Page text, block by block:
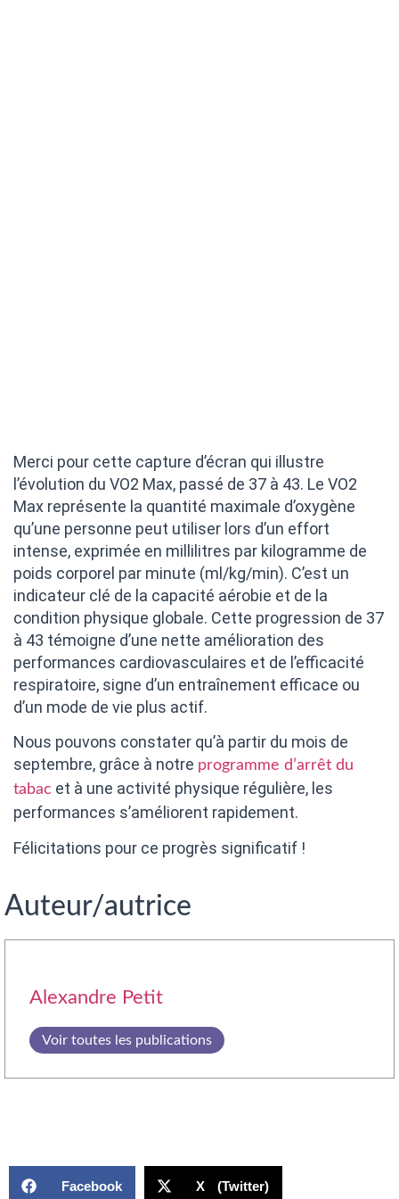
Merci pour cette capture d’écran qui illustre
l’évolution du VO2 Max, passé de 37 à 43. Le VO2
Max représente la quantité maximale d’oxygène
qu’une personne peut utiliser lors d’un effort
intense, exprimée en millilitres par kilogramme de
poids corporel par minute (ml/kg/min). C’est un
indicateur clé de la capacité aérobie et de la
condition physique globale. Cette progression de 37
à 43 témoigne d’une nette amélioration des
performances cardiovasculaires et de l’efficacité
respiratoire, signe d’un entraînement efficace ou
d’un mode de vie plus actif.
Nous pouvons constater qu’à partir du mois de
septembre, grâce à notre programme d’arrêt du
tabac et à une activité physique régulière, les
performances s’améliorent rapidement.
Félicitations pour ce progrès significatif !
Auteur/autrice
Alexandre Petit
Voir toutes les publications
Facebook X (Twitter)